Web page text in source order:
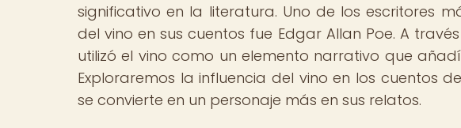
significativo en la literatura. Uno de los escritores
del vino en sus cuentos fue Edgar Allan Poe. A
utilizó el vino como un elemento narrativo que
Exploraremos la influencia del vino en los cuentos
se convierte en un personaje más en sus relatos.